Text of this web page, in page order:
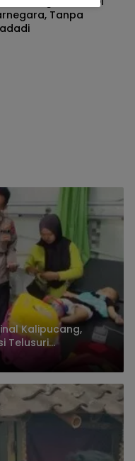
Tanpa
Kalipucang,
Telusuri